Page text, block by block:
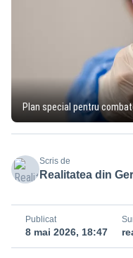
Plan special pentru
Scris de
Realitatea din
Publicat
8 mai 2026, 18:47